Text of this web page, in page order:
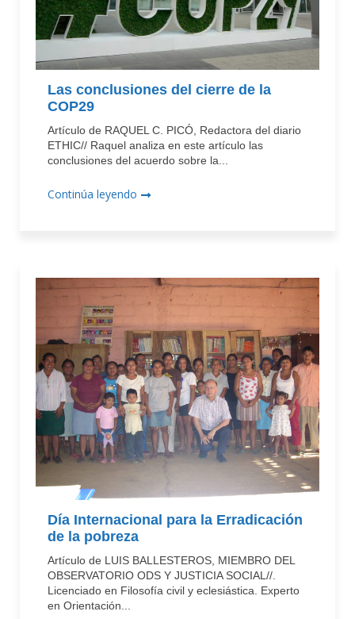
Las conclusiones del cierre de la
COP29
Artículo de RAQUEL C. PICÓ, Redactora del diario
ETHIC// Raquel analiza en este artículo las
conclusiones del acuerdo sobre la...
Continúa leyendo
Día Internacional para la Erradicación
de la pobreza
Artículo de LUIS BALLESTEROS, MIEMBRO DEL
OBSERVATORIO ODS Y JUSTICIA SOCIAL//.
Licenciado en Filosofía civil y eclesiástica. Experto
en Orientación...